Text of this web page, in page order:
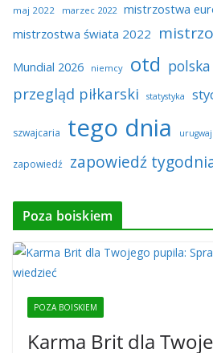
maj 2022
marzec 2022 mistrzostwa
mistrzostwa świata 2022
Mundial 2026 niemcy otd polska
przegląd piłkarski statystyka
szwajcaria tego dnia urugwaj
zapowiedź zapowiedź
Poza boiskiem
POZA BOISKIEM
Karma Brit dla